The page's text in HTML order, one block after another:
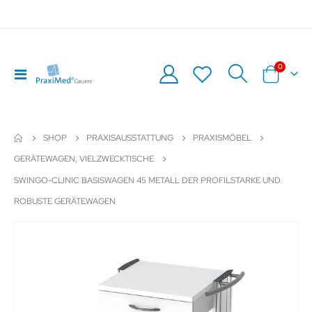
Navigation
umschalten
Warenkorb
0Artikel
SHOP PRAXISAUSSTATTUNG
PRAXISMÖBEL
GERÄTEWAGEN, VIELZWECKTISCHE
SWINGO-CLINIC BASISWAGEN 45 METALL DER PROFILSTARKE UND
ROBUSTE GERÄTEWAGEN